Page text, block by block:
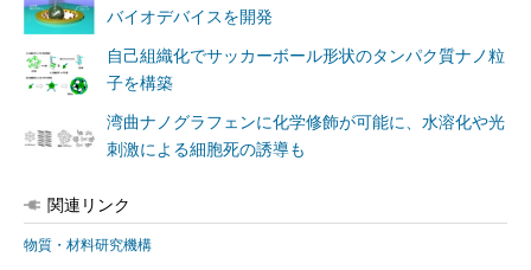
バイオデバイスを開発
自己組織化でサッカーボール形状のタンパク質ナノ粒
子を構築
湾曲ナノグラフェンに化学修飾が可能に、水溶化や光
刺激による細胞死の誘導も
関連リンク
物質・材料研究機構